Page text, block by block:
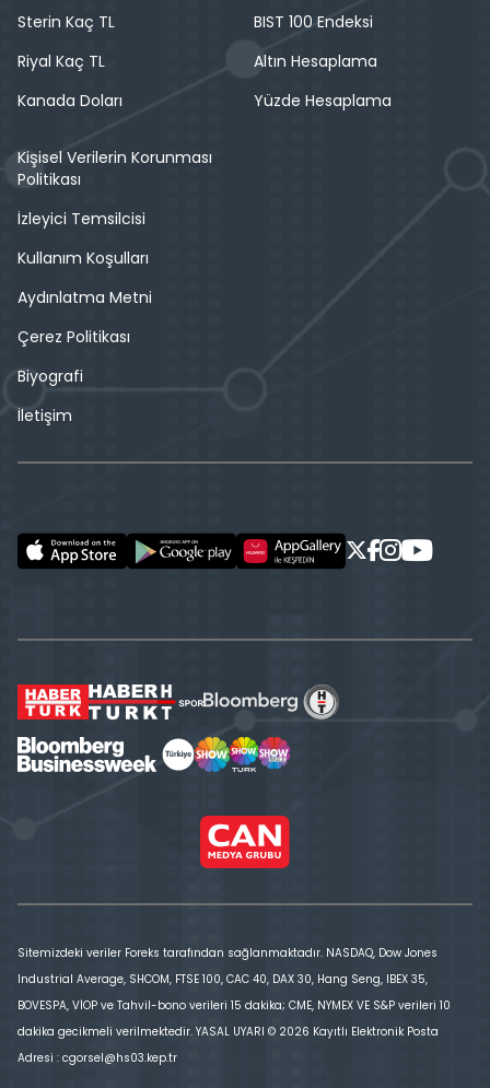
Sterin Kaç TL
Riyal Kaç TL
Kanada Doları
BIST 100 Endeksi
Altın Hesaplama
Yüzde Hesaplama
Kişisel Verilerin Korunması
Politikası
İzleyici Temsilcisi
Kullanım Koşulları
Aydınlatma Metni
Çerez Politikası
Biyografi
İletişim
Sitemizdeki veriler Foreks tarafından sağlanmaktadır. NASDAQ, Dow Jones
Industrial Average, SHCOM, FTSE 100, CAC 40, DAX 30, Hang Seng, IBEX 35,
BOVESPA, VİOP ve Tahvil-bono verileri 15 dakika; CME, NYMEX VE S&P verileri 10
dakika gecikmeli verilmektedir. YASAL UYARI © 2026 Kayıtlı Elektronik Posta
Adresi : cgorsel@hs03.kep.tr